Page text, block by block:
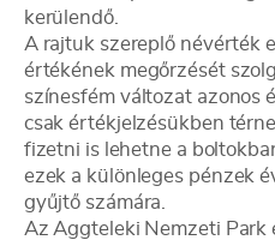
kerülendő.
A rajtuk szereplő névérték
értékének megőrzését
színesfém változat azonos
csak értékjelzésükben
fizetni is lehetne a
ezek a különleges pénzek
gyűjtő számára.
Az Aggteleki Nemzeti Park